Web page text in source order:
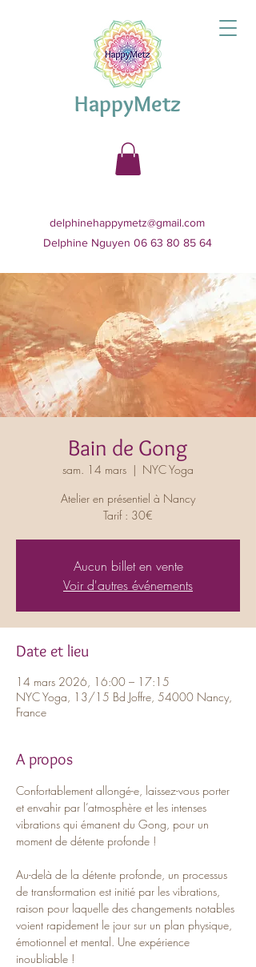
HappyMetz
delphinehappymetz@gmail.com
Delphine Nguyen 06 63 80 85 64
Bain de Gong
sam. 14 mars
  |
NYC Yoga
Atelier en présentiel à Nancy
Tarif : 30€
Aucun billet en vente
Voir d'autres événements
Date et lieu
14 mars 2026, 16:00 – 17:15
NYC Yoga, 13/15 Bd Joffre, 54000 Nancy,
France
A propos
Confortablement allongé-e, laissez-vous porter
et envahir par l’atmosphère et les intenses
vibrations qui émanent du Gong, pour un
moment de détente profonde !
Au-delà de la détente profonde, un processus
de transformation est initié par les vibrations,
raison pour laquelle des changements notables
voient rapidement le jour sur un plan physique,
émotionnel et mental. Une expérience
inoubliable !